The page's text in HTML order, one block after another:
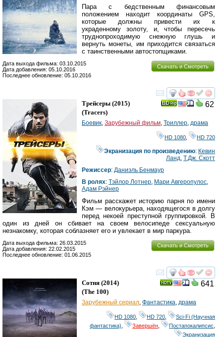
Пара с бедственным финансовым
положением находит координаты GPS,
которые должны привести их к
украденному золоту, и, чтобы пересечь
труднопроходимую снежную глушь и
вернуть монеты, им приходится связаться
с таинственными автостопщиками.
Скачать и Смотреть
Дата выхода фильма: 03.10.2015
Дата добавления: 05.10.2016
Последнее обновление: 05.10.2016
смотреть
62
Трейсеры (2015)
(Tracers)
Боевик, Зарубежный фильм, Триллер, драма
HD 1080 HD 720
Экранизация по произведению: Кевин
Ланд,Т.Дж. Скотт
Режиссер: Даниэль Бенмаур
В ролях: Тэйлор Лотнер, Мари Авгеропулос,
Адам Рэйнер
Фильм расскажет историю парня по имени
Кэм — велокурьера, находящегося в долгу
перед некоей преступной группировкой. В
один из дней он сбивает на своем велосипеде сексуальную
незнакомку, которая соблазняет его и увлекает в мир паркура.
Скачать и Смотреть
Дата выхода фильма: 26.03.2015
Дата добавления: 22.02.2015
Последнее обновление: 01.06.2015
смотреть
641
Сотня (2014)
(The 100)
Зарубежный сериал, Фантастика, драма
HD 1080 HD 720
Sci-Fi (Научная
фантастика)
Завершён Постапокалипсис
Экранизация